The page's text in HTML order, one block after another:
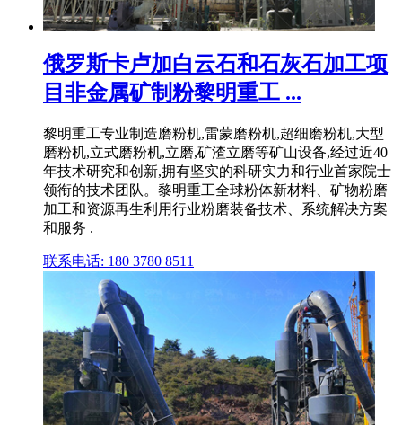
俄罗斯卡卢加白云石和石灰石加工项
目非金属矿制粉黎明重工 ...
黎明重工专业制造磨粉机,雷蒙磨粉机,超细磨粉机,大型
磨粉机,立式磨粉机,立磨,矿渣立磨等矿山设备,经过近40
年技术研究和创新,拥有坚实的科研实力和行业首家院士
领衔的技术团队。黎明重工全球粉体新材料、矿物粉磨
加工和资源再生利用行业粉磨装备技术、系统解决方案
和服务 .
联系电话: 180 3780 8511